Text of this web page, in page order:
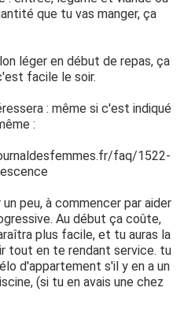
que tu vas manger, ça
léger en début de repas, ça
facile le soir.
: même si c'est indiqué
:
faq/1522-
peu, à commencer par aider
Au début ça coûte,
plus facile, et tu auras la
tout en te rendant service. tu
d'appartement s'il y en a un
(si tu en avais une chez